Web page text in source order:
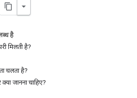
है
मिलती है?
चलता है?
जानना चाहिए?